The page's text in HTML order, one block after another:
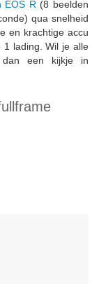
EOS R(8 beelden
qua snelheid
en krachtige accu
1 lading. Wil je alle
een kijkje in